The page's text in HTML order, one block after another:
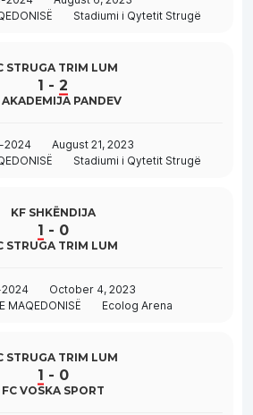
Stadiumi i Qytetit Strugë
STRUGA TRIM LUM
1 - 2
AKADEMIJA PANDEV
2024
August 21, 2023
Stadiumi i Qytetit Strugë
KF SHKËNDIJA
1 - 0
STRUGA TRIM LUM
October 4, 2023
MAQEDONISË
Ecolog Arena
STRUGA TRIM LUM
1 - 0
FC VOSKA SPORT